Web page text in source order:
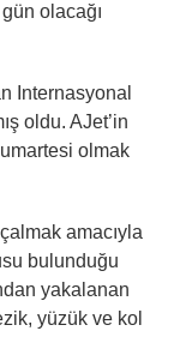
olacağı
Internasyonal
oldu. AJet’in
olmak
çalmak amacıyla
bulunduğu
yakalanan
yüzük ve kol